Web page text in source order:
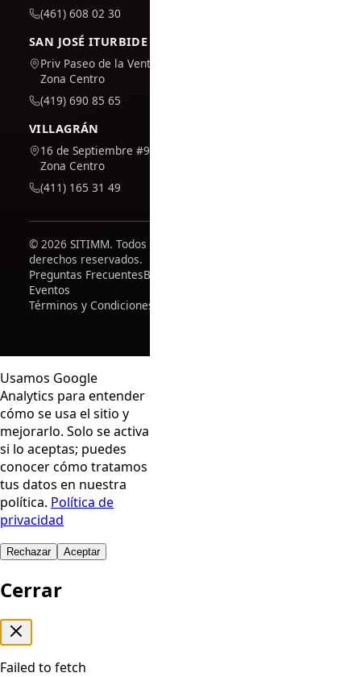
(461) 608 02 30
SAN JOSÉ ITURBIDE
Priv Paseo de la Venta #7,
Zona Centro
(419) 690 85 65
VILLAGRÁN
16 de Septiembre #909,
Zona Centro
(411) 165 31 49
© 2026 SITIMM. Todos los
derechos reservados.
Preguntas FrecuentesBlog
Eventos
Términos y Condiciones
Usamos Google
Analytics para entender
cómo se usa el sitio y
mejorarlo. Solo se activa
si lo aceptas; puedes
conocer cómo tratamos
tus datos en nuestra
política. Política de
privacidad
Rechazar Aceptar
Cerrar
Failed to fetch